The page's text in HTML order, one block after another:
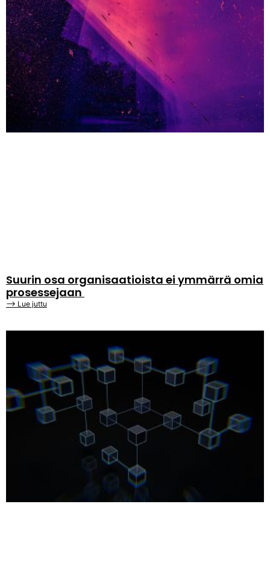
Suurin osa organisaatioista ei ymmärrä omia
prosessejaan
⟶ Lue juttu